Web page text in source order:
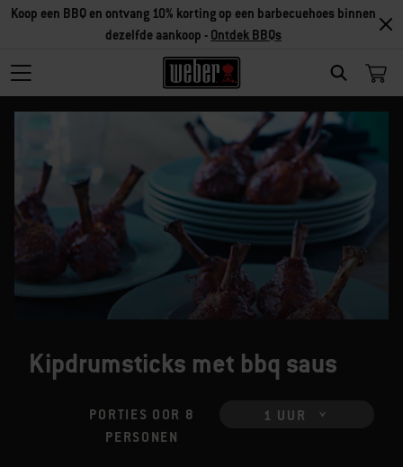
SEARCH
Koop een BBQ en ontvang 10% korting op een barbecuehoes binnen
dezelfde aankoop - Ontdek BBQs
Kipdrumsticks met bbq saus
PORTIES OOR 8
PERSONEN
1 UUR